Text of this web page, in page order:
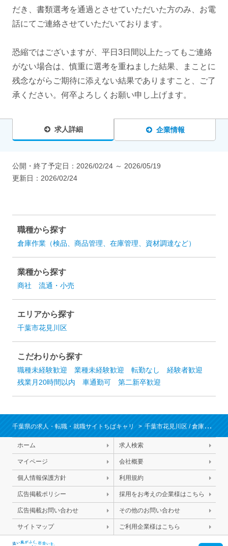
だき、書類選考を通過とさせていただいた方のみ、お電
話にてご連絡させていただいております。
恐縮ではございますが、平日3日間以上たってもご連絡
がない場合は、慎重に選考を重ねました結果、まことに
残念ながらご期待に添えない結果でありますこと、ご了
承ください。何卒よろしくお願い申し上げます。
求人詳細 企業情報
公開・終了予定日： 2026/02/24 ～ 2026/05/19
更新日： 2026/02/24
職種から探す
倉庫作業（検品、商品管理、在庫管理、資材調達など）
業種から探す
商社 流通・小売
エリアから探す
千葉市花見川区
こだわりから探す
職種未経験歓迎 業種未経験歓迎 転勤なし
経験者歓迎
残業月20時間以内
車通勤可 第二新卒歓迎
千葉県の求人・転職・就職サイトちばキャリ 千葉市花見川区 /倉庫作業（検品、商品管理、在庫管理、資材調達など）
ホーム 求人検索
マイページ 会社概要
個人情報保護方針 利用規約
広告掲載ポリシー 採用をお考えの企業様はこちら
広告掲載お問い合わせ その他のお問い合わせ
サイトマップ ご利用企業様はこちら